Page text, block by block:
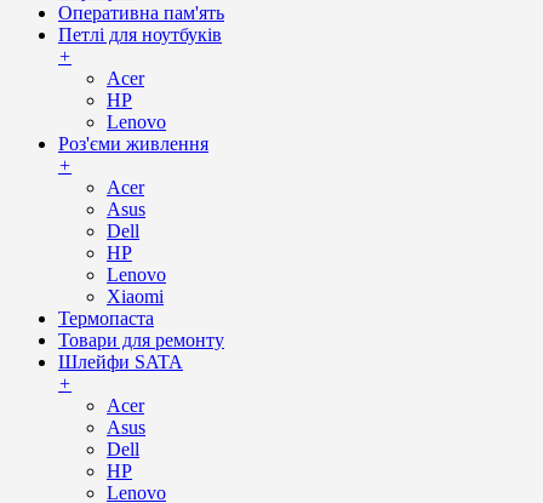
Оперативна пам'ять
Петлі для ноутбуків
+
Acer
HP
Lenovo
Роз'єми живлення
+
Acer
Asus
Dell
HP
Lenovo
Xiaomi
Термопаста
Товари для ремонту
Шлейфи SATA
+
Acer
Asus
Dell
HP
Lenovo